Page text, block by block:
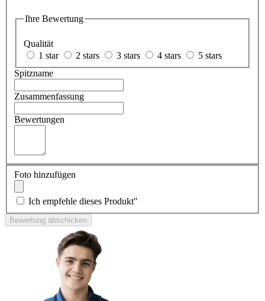
Ihre Bewertung
Qualität
1 star
2 stars 3 stars 4 stars
5 stars
Spitzname
Zusammenfassung
Bewertungen
Foto hinzufügen
Ich empfehle dieses Produkt"
Bewertung abschicken